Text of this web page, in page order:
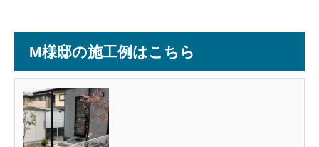
M様邸の施工例はこちら